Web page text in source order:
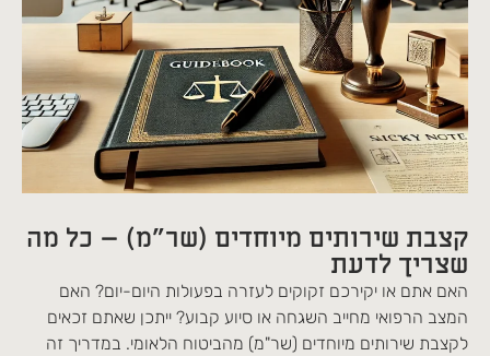
קצבת שירותים מיוחדים (שר"מ) – כל מה
שצריך לדעת
האם אתם או יקירכם זקוקים לעזרה בפעולות היום-יום? האם
המצב הרפואי מחייב השגחה או סיוע קבוע? ייתכן שאתם זכאים
לקצבת שירותים מיוחדים (שר"מ) מהביטוח הלאומי. במדריך זה